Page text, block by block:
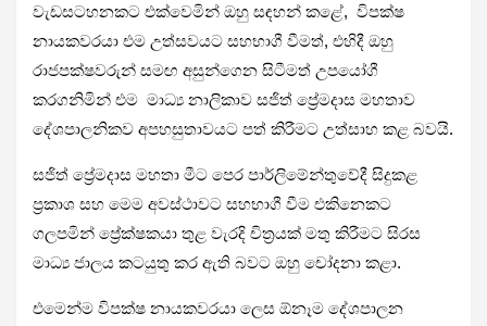
වැඩසටහනකට එක්වෙමින් ඔහු සඳහන් කළේ, විපක්ෂ
නායකවරයා එම උත්සවයට සහභාගී වීමත්, එහිදී ඔහු
රාජපක්ෂවරුන් සමඟ අසුන්ගෙන සිටීමත් උපයෝගී
කරගනිමින් එම මාධ්‍ය නාලිකාව සජිත් ප්‍රේමදාස මහතාව
දේශපාලනිකව අපහසුතාවයට පත් කිරීමට උත්සාහ කළ බවයි.
සජිත් ප්‍රේමදාස මහතා මීට පෙර පාර්ලිමේන්තුවේදී සිදුකළ
ප්‍රකාශ සහ මෙම අවස්ථාවට සහභාගී වීම එකිනෙකට
ගලපමින් ප්‍රේක්ෂකයා තුළ වැරදි චිත්‍රයක් මතු කිරීමට සිරස
මාධ්‍ය ජාලය කටයුතු කර ඇති බවට ඔහු චෝදනා කළා.
එමෙන්ම විපක්ෂ නායකවරයා ලෙස ඕනෑම දේශපාලන